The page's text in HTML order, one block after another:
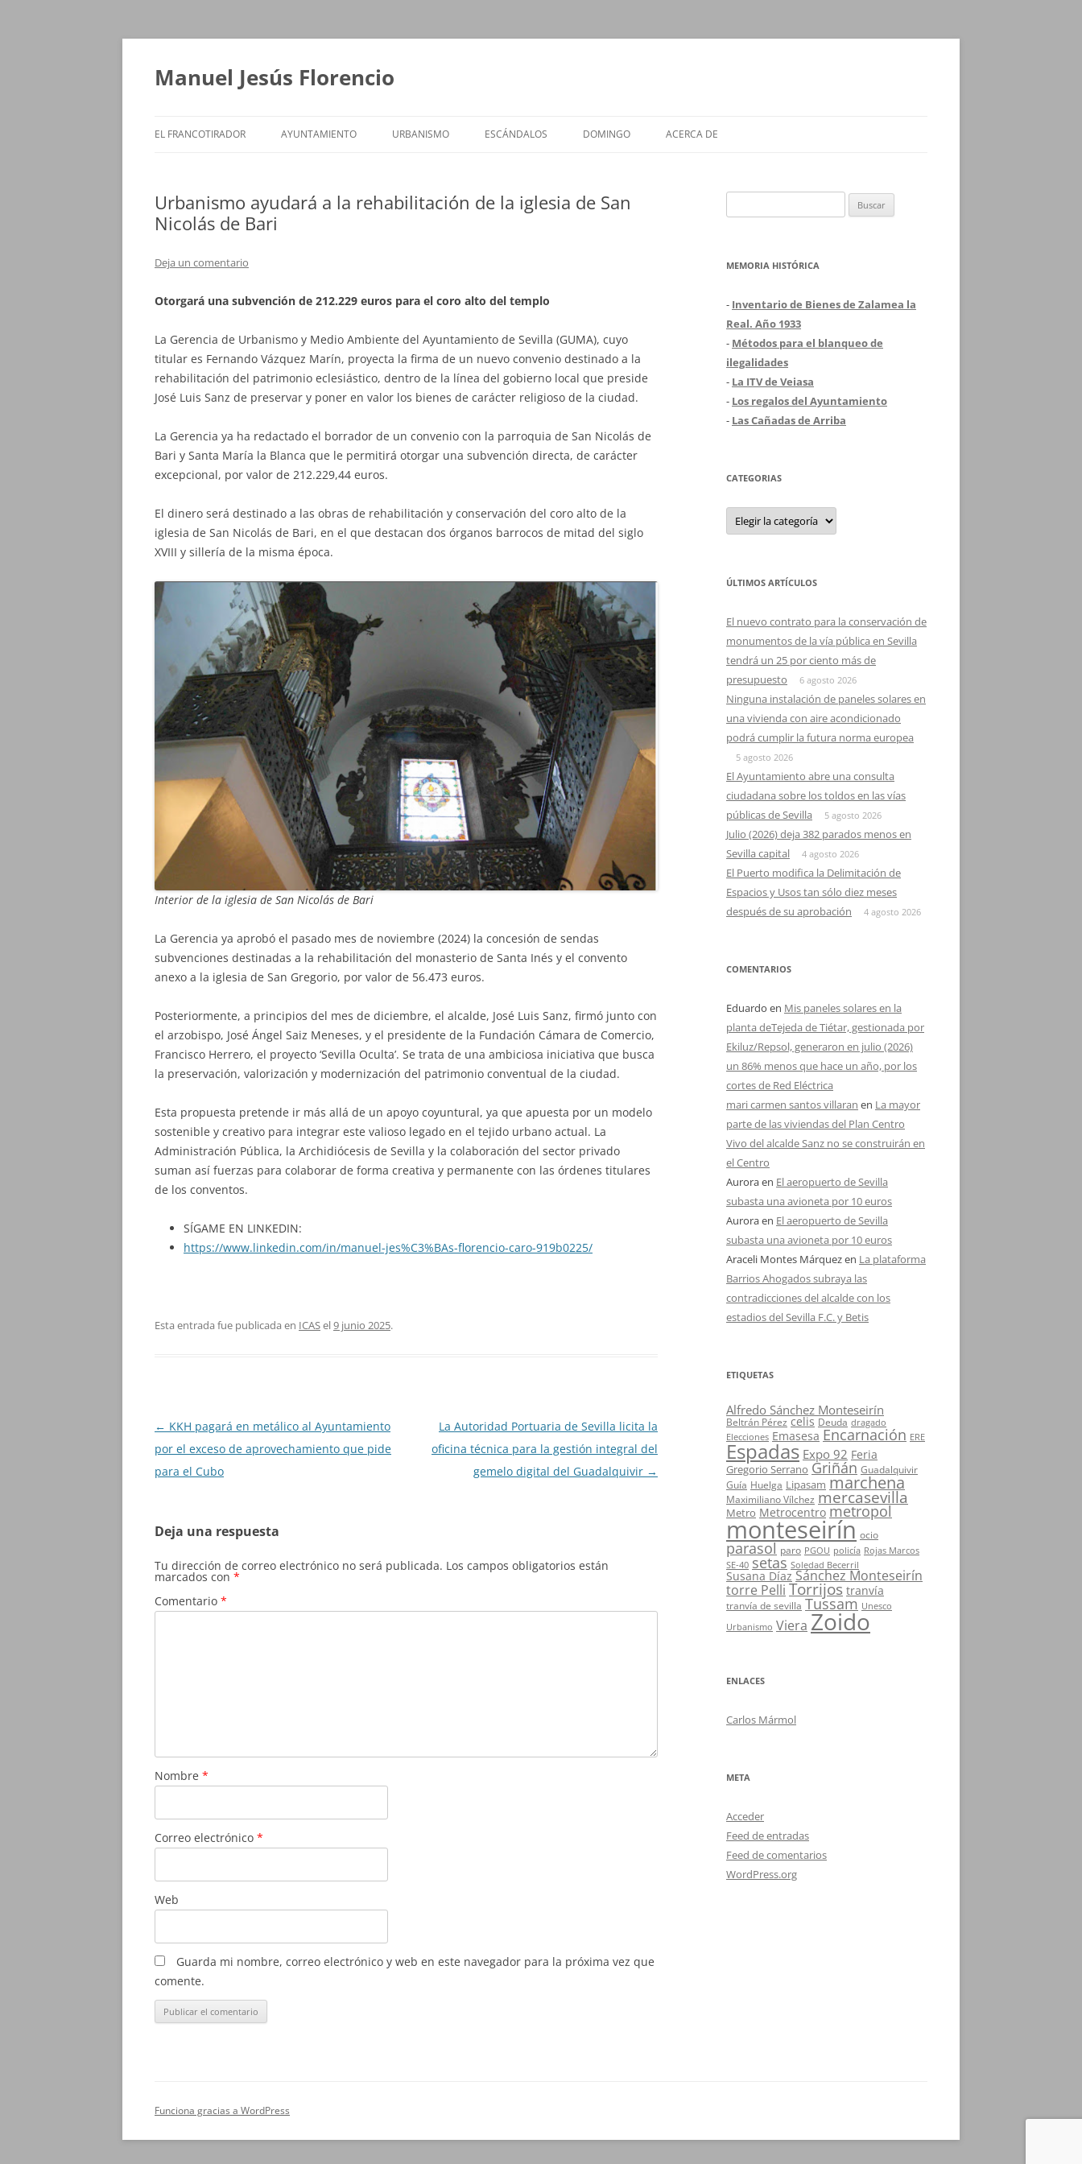
Saltar
Manuel Jesús Florencio
EL FRANCOTIRADOR AYUNTAMIENTO URBANISMO ESCÁNDALOS DOMINGO ACERCA DE
Urbanismo ayudará a la rehabilitación de la iglesia de San
Nicolás de Bari
Deja un comentario
Otorgará una subvención de 212.229 euros para el coro alto del templo
La Gerencia de Urbanismo y Medio Ambiente del Ayuntamiento de Sevilla (GUMA), cuyo
titular es Fernando Vázquez Marín, proyecta la firma de un nuevo convenio destinado a la
rehabilitación del patrimonio eclesiástico, dentro de la línea del gobierno local que preside
José Luis Sanz de preservar y poner en valor los bienes de carácter religioso de la ciudad.
La Gerencia ya ha redactado el borrador de un convenio con la parroquia de San Nicolás de
Bari y Santa María la Blanca que le permitirá otorgar una subvención directa, de carácter
excepcional, por valor de 212.229,44 euros.
El dinero será destinado a las obras de rehabilitación y conservación del coro alto de la
iglesia de San Nicolás de Bari, en el que destacan dos órganos barrocos de mitad del siglo
XVIII y sillería de la misma época.
Interior de la iglesia de San Nicolás de Bari
La Gerencia ya aprobó el pasado mes de noviembre (2024) la concesión de sendas
subvenciones destinadas a la rehabilitación del monasterio de Santa Inés y el convento
anexo a la iglesia de San Gregorio, por valor de 56.473 euros.
Posteriormente, a principios del mes de diciembre, el alcalde, José Luis Sanz, firmó junto con
el arzobispo, José Ángel Saiz Meneses, y el presidente de la Fundación Cámara de Comercio,
Francisco Herrero, el proyecto ‘Sevilla Oculta’. Se trata de una ambiciosa iniciativa que busca
la preservación, valorización y modernización del patrimonio conventual de la ciudad.
Esta propuesta pretende ir más allá de un apoyo coyuntural, ya que apuesta por un modelo
sostenible y creativo para integrar este valioso legado en el tejido urbano actual. La
Administración Pública, la Archidiócesis de Sevilla y la colaboración del sector privado
suman así fuerzas para colaborar de forma creativa y permanente con las órdenes titulares
de los conventos.
SÍGAME EN LINKEDIN:
https://www.linkedin.com/in/manuel-jes%C3%BAs-florencio-caro-919b0225/
Esta entrada fue publicada en ICASel9 junio 2025.
Navegación
de
entradas
← KKH pagará en metálico al Ayuntamiento
por el exceso de aprovechamiento que pide
para el Cubo
La Autoridad Portuaria de Sevilla licita la
oficina técnica para la gestión integral del
gemelo digital del Guadalquivir →
Deja una respuesta
Tu dirección de correo electrónico no será publicada. Los campos obligatorios están
marcados con *
Comentario *
Nombre *
Correo electrónico *
Web
Guarda mi nombre, correo electrónico y web en este navegador para la próxima vez que
comente.
MEMORIA HISTÓRICA
- Inventario de Bienes de Zalamea la
Real. Año 1933
- Métodos para el blanqueo de
ilegalidades
- La ITV de Veiasa
- Los regalos del Ayuntamiento
- Las Cañadas de Arriba
CATEGORIAS
Categorias
ÚLTIMOS ARTÍCULOS
El nuevo contrato para la conservación de
monumentos de la vía pública en Sevilla
tendrá un 25 por ciento más de
presupuesto
6 agosto 2026
Ninguna instalación de paneles solares en
una vivienda con aire acondicionado
podrá cumplir la futura norma europea
5 agosto 2026
El Ayuntamiento abre una consulta
ciudadana sobre los toldos en las vías
públicas de Sevilla
5 agosto 2026
Julio (2026) deja 382 parados menos en
Sevilla capital
4 agosto 2026
El Puerto modifica la Delimitación de
Espacios y Usos tan sólo diez meses
después de su aprobación
4 agosto 2026
COMENTARIOS
Eduardo en Mis paneles solares en la
planta deTejeda de Tiétar, gestionada por
Ekiluz/Repsol, generaron en julio (2026)
un 86% menos que hace un año, por los
cortes de Red Eléctrica
mari carmen santos villaran en La mayor
parte de las viviendas del Plan Centro
Vivo del alcalde Sanz no se construirán en
el Centro
Auroraen El aeropuerto de Sevilla
subasta una avioneta por 10 euros
Auroraen El aeropuerto de Sevilla
subasta una avioneta por 10 euros
Araceli Montes Márquezen La plataforma
Barrios Ahogados subraya las
contradicciones del alcalde con los
estadios del Sevilla F.C. y Betis
ETIQUETAS
Alfredo Sánchez Monteseirín
Beltrán Pérez celis Deuda dragado
Elecciones Emasesa Encarnación ERE
Espadas Expo 92 Feria
Gregorio Serrano Griñán Guadalquivir
Guía Huelga Lipasam marchena
Maximiliano Vílchez mercasevilla
Metro Metrocentro metropol
monteseirín ocio
parasol paro PGOU policía Rojas Marcos
SE-40 setas Soledad Becerril
Susana Díaz Sánchez Monteseirín
torre Pelli Torrijos tranvía
tranvía de sevilla Tussam Unesco
Urbanismo Viera Zoido
ENLACES
Carlos Mármol
META
Acceder
Feed de entradas
Feed de comentarios
WordPress.org
Funciona gracias a WordPress